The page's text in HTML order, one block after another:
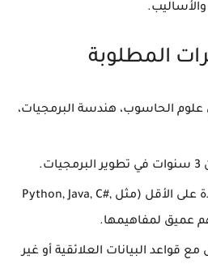
المطلوبة
علوم الحاسوب، هندسة البرمجيات،
3 سنوات في تطوير البرمجيات.
إتقان لغة برمجة واحدة على الأقل (مثل Python, Java, C#,
قواعد البيانات العلائقية أو غير